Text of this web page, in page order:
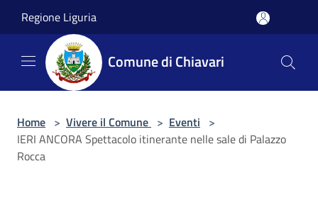
Regione Liguria
Comune di Chiavari
Home > Vivere il Comune > Eventi >
IERI ANCORA Spettacolo itinerante nelle sale di Palazzo
Rocca